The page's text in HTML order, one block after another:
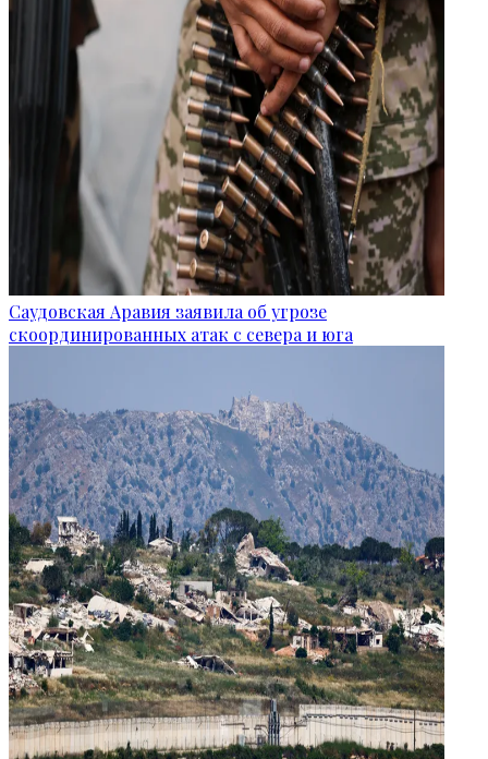
Саудовская Аравия заявила об угрозе
скоординированных атак с севера и юга